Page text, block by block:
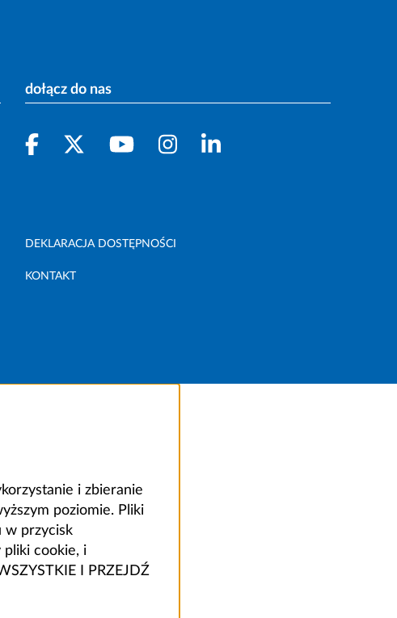
dołącz do nas
DEKLARACJA DOSTĘPNOŚCI
KONTAKT
i zbieranie
poziomie. Pliki
w przycisk
pliki cookie, i
I PRZEJDŹ